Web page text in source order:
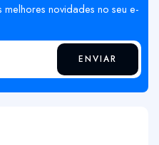
melhores novidades no seu e-
ENVIAR